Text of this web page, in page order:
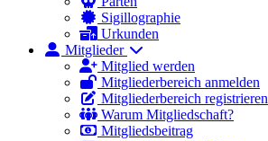
Sigillographie
Urkunden
Mitglieder
Mitglied werden
Mitgliederbereich anmelden
Mitgliederbereich registrieren
Warum Mitgliedschaft?
Mitgliedsbeitrag